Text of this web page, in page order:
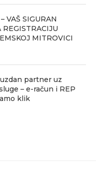
VAŠ SIGURAN
MITROVICI
partner uz
– e-račun i REP
klik